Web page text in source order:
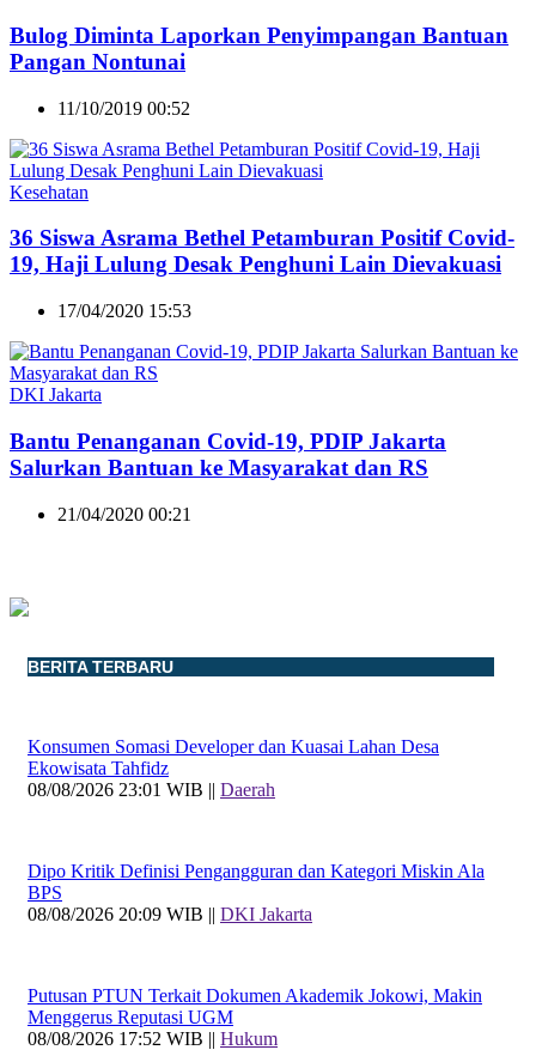
Bulog Diminta Laporkan Penyimpangan Bantuan
Pangan Nontunai
11/10/2019 00:52
Kesehatan
36 Siswa Asrama Bethel Petamburan Positif Covid-
19, Haji Lulung Desak Penghuni Lain Dievakuasi
17/04/2020 15:53
DKI Jakarta
Bantu Penanganan Covid-19, PDIP Jakarta
Salurkan Bantuan ke Masyarakat dan RS
21/04/2020 00:21
BERITA TERBARU
Konsumen Somasi Developer dan Kuasai Lahan Desa
Ekowisata Tahfidz
08/08/2026 23:01 WIB || Daerah
Dipo Kritik Definisi Pengangguran dan Kategori Miskin Ala
BPS
08/08/2026 20:09 WIB || DKI Jakarta
Putusan PTUN Terkait Dokumen Akademik Jokowi, Makin
Menggerus Reputasi UGM
08/08/2026 17:52 WIB || Hukum